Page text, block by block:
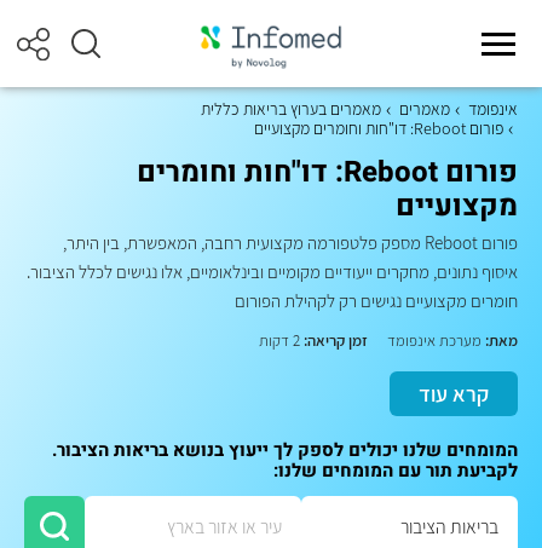
אינפומד מאמרים
מאמרים בערוץ בריאות כללית
פורום Reboot: דו"חות וחומרים מקצועיים
פורום Reboot: דו"חות וחומרים
מקצועיים
פורום Reboot מספק פלטפורמה מקצועית רחבה, המאפשרת, בין היתר,
איסוף נתונים, מחקרים ייעודיים מקומיים ובינלאומיים, אלו נגישים לכלל הציבור.
חומרים מקצועיים נגישים רק לקהילת הפורום
מאת: מערכת אינפומד זמן קריאה:
קרא עוד
המומחים שלנו יכולים לספק לך ייעוץ בנושא בריאות הציבור.
לקביעת תור עם המומחים שלנו: